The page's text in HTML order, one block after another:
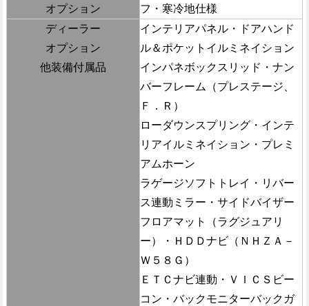
オプション
フ・寒冷地仕様
ディーラー
オプション
他装備付属品
インテリアパネル・ドアハンド
ル＆ポケットイルミネイション
インパネボックスリッド・ナン
バーフレーム（プレステージ、
Ｆ．Ｒ）
ローダウンスプリング・インテ
リアイルミネイション・プレミ
アムホーン
ラゲージソフトトレイ・リバー
ス連動ミラー・サイドバイザー
フロアマット（ラグジュアリ
ー）・ＨＤＤナビ（ＮＨＺＡ－
Ｗ５８Ｇ）
ＥＴＣナビ連動・ＶＩＣＳビー
コン・バックモニターバックガ